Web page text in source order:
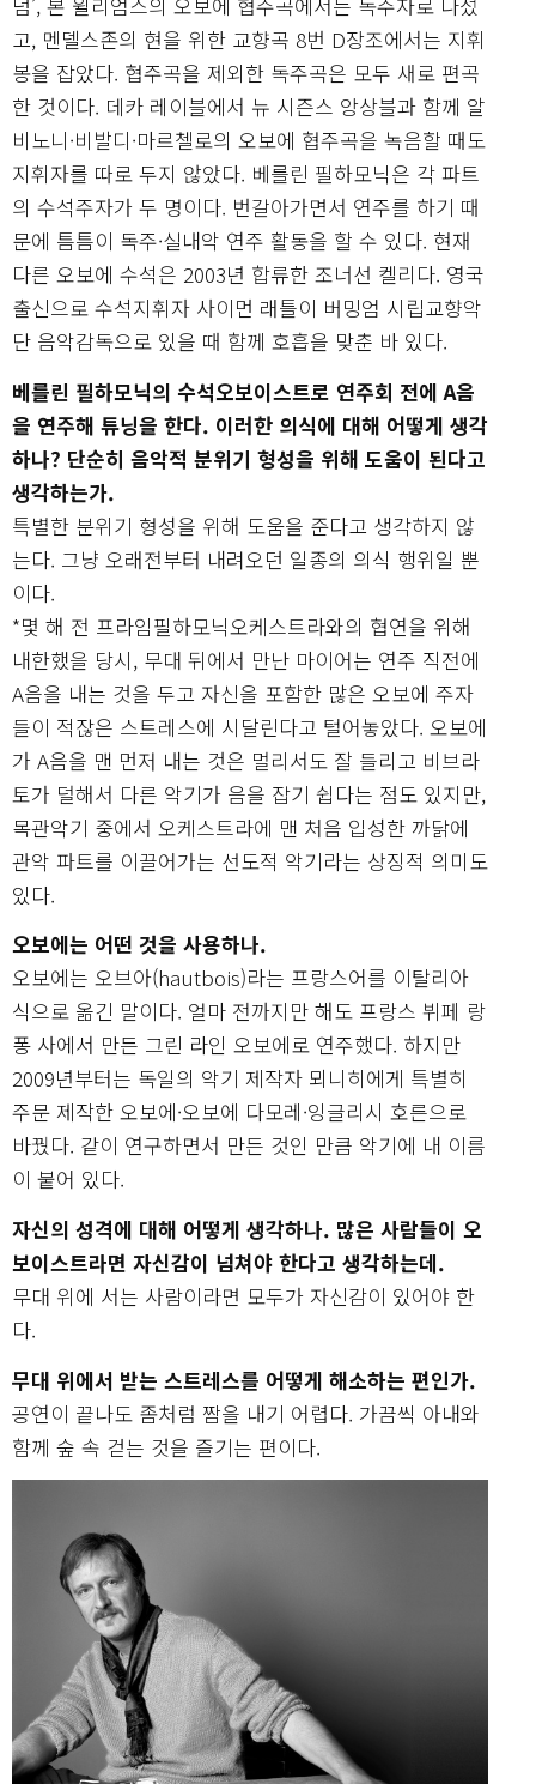
고, 멘델스존의 현을 위한 교향곡 8번 D장조에서는 지휘
봉을 잡았다. 협주곡을 제외한 독주곡은 모두 새로 편곡
한 것이다. 데카 레이블에서 뉴 시즌스 앙상블과 함께 알
비노니·비발디·마르첼로의 오보에 협주곡을 녹음할 때도
지휘자를 따로 두지 않았다. 베를린 필하모닉은 각 파트
의 수석주자가 두 명이다. 번갈아가면서 연주를 하기 때
문에 틈틈이 독주·실내악 연주 활동을 할 수 있다. 현재
다른 오보에 수석은 2003년 합류한 조너선 켈리다. 영국
출신으로 수석지휘자 사이먼 래틀이 버밍엄 시립교향악
단 음악감독으로 있을 때 함께 호흡을 맞춘 바 있다.
베를린 필하모닉의 수석오보이스트로 연주회 전에 A음
을 연주해 튜닝을 한다. 이러한 의식에 대해 어떻게 생각
하나? 단순히 음악적 분위기 형성을 위해 도움이 된다고
생각하는가.
특별한 분위기 형성을 위해 도움을 준다고 생각하지 않
는다. 그냥 오래전부터 내려오던 일종의 의식 행위일 뿐
이다.
*몇 해 전 프라임필하모닉오케스트라와의 협연을 위해
내한했을 당시, 무대 뒤에서 만난 마이어는 연주 직전에
A음을 내는 것을 두고 자신을 포함한 많은 오보에 주자
들이 적잖은 스트레스에 시달린다고 털어놓았다. 오보에
가 A음을 맨 먼저 내는 것은 멀리서도 잘 들리고 비브라
토가 덜해서 다른 악기가 음을 잡기 쉽다는 점도 있지만,
목관악기 중에서 오케스트라에 맨 처음 입성한 까닭에
관악 파트를 이끌어가는 선도적 악기라는 상징적 의미도
있다.
오보에는 어떤 것을 사용하나.
오보에는 오브아(hautbois)라는 프랑스어를 이탈리아
식으로 옮긴 말이다. 얼마 전까지만 해도 프랑스 뷔페 랑
퐁 사에서 만든 그린 라인 오보에로 연주했다. 하지만
2009년부터는 독일의 악기 제작자 뫼니히에게 특별히
주문 제작한 오보에·오보에 다모레·잉글리시 호른으로
바꿨다. 같이 연구하면서 만든 것인 만큼 악기에 내 이름
이 붙어 있다.
자신의 성격에 대해 어떻게 생각하나. 많은 사람들이 오
보이스트라면 자신감이 넘쳐야 한다고 생각하는데.
무대 위에 서는 사람이라면 모두가 자신감이 있어야 한
다.
무대 위에서 받는 스트레스를 어떻게 해소하는 편인가.
공연이 끝나도 좀처럼 짬을 내기 어렵다. 가끔씩 아내와
함께 숲 속 걷는 것을 즐기는 편이다.